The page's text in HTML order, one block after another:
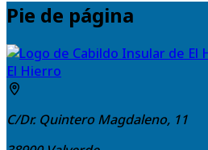
Pie de página
El Hierro
C/Dr. Quintero Magdaleno, 11